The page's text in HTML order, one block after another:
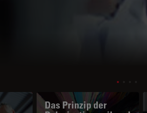
Das Prinzip der